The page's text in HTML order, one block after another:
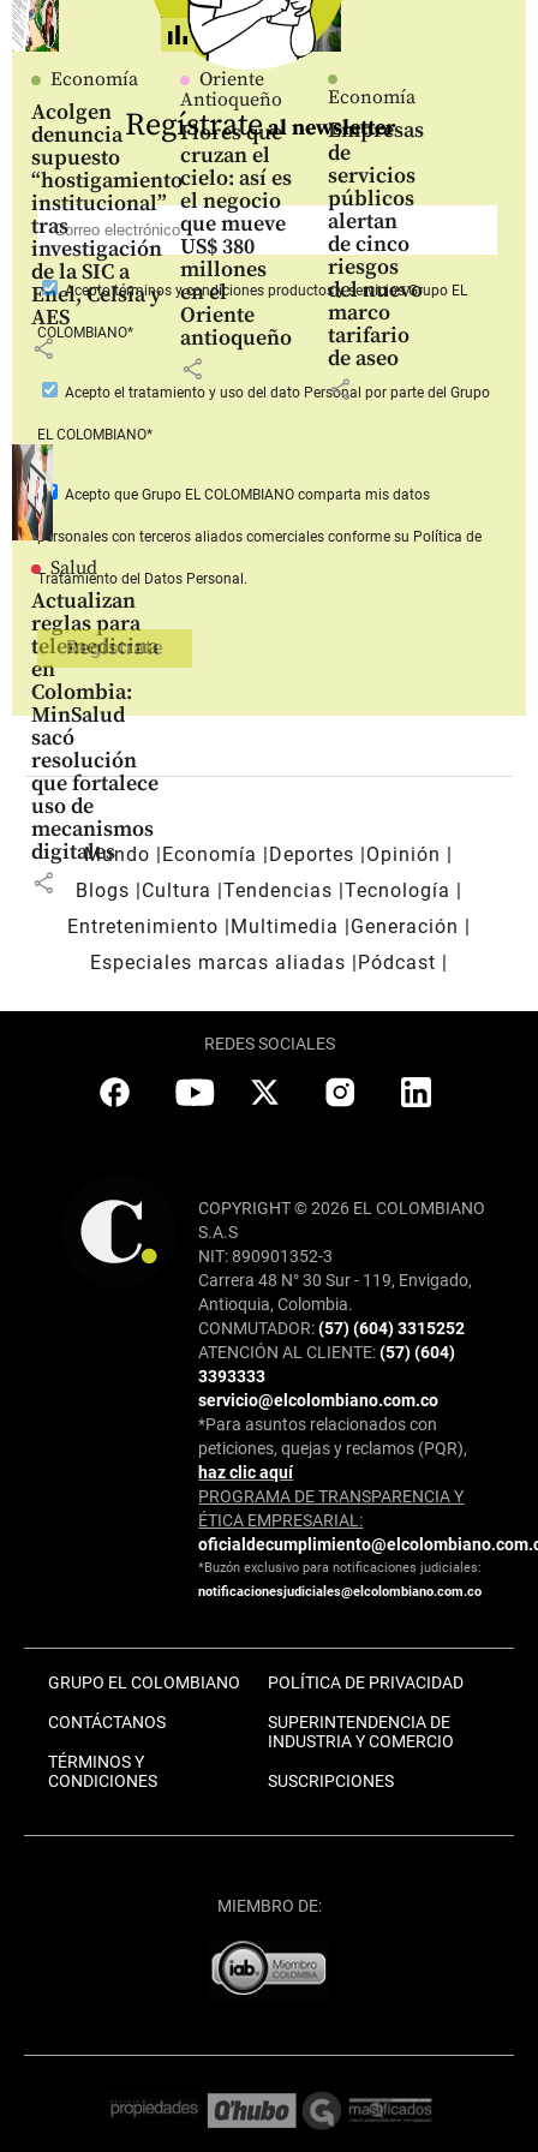
Economía
Acolgen
denuncia
supuesto
“hostigamiento
institucional”
tras
investigación
de la SIC a
Enel, Celsia y
AES
share
Oriente
Antioqueño
Flores que
cruzan el
cielo: así es
el negocio
que mueve
US$ 380
millones
en el
Oriente
antioqueño
share
Economía
Empresas
de
servicios
públicos
alertan
de cinco
riesgos
del nuevo
marco
tarifario
de aseo
share
Salud
Actualizan
reglas para
telemedicina
en
Colombia:
MinSalud
sacó
resolución
que fortalece
uso de
mecanismos
digitales
share
Regístrateal newsletter
Aceptotérminos y condiciones productos y serviciosGrupo EL
COLOMBIANO*
Acepto el tratamiento y uso del dato Personal por parte del Grupo
EL COLOMBIANO*
Acepto que Grupo EL COLOMBIANOcomparta mis datos
personales con terceros aliados comerciales conforme su Política de
Tratamiento del Datos Personal.
Mundo Economía Deportes
Opinión
Blogs
Cultura Tendencias Tecnología
Entretenimiento
Multimedia
Generación
Especiales marcas aliadas
Pódcast
REDES SOCIALES
COPYRIGHT © 2026 EL COLOMBIANO
S.A.S
NIT: 890901352-3
Carrera 48 N° 30 Sur - 119, Envigado,
Antioquia, Colombia.
CONMUTADOR:(57) (604) 3315252
ATENCIÓN AL CLIENTE:(57) (604)
3393333
servicio@elcolombiano.com.co
*Para asuntos relacionados con
peticiones, quejas y reclamos (PQR),
haz clic aquí
PROGRAMA DE TRANSPARENCIA Y
ÉTICA EMPRESARIAL:
*Buzón exclusivo para notificaciones judiciales:
notificacionesjudiciales@elcolombiano.com.co
GRUPO EL COLOMBIANO
CONTÁCTANOS
TÉRMINOS Y
CONDICIONES
POLÍTICA DE PRIVACIDAD
SUPERINTENDENCIA DE
INDUSTRIA Y COMERCIO
SUSCRIPCIONES
MIEMBRO DE: